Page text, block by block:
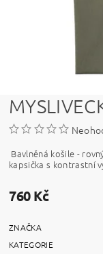
Bavlněná košile -
kapsička s kontrastní
760 Kč
ZNAČKA
KATEGORIE